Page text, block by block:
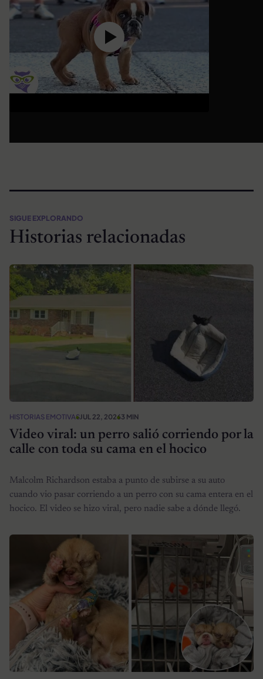
SIGUE EXPLORANDO
Historias relacionadas
HISTORIAS EMOTIVASJUL 22, 20263 MIN
Video viral: un perro salió corriendo por la
calle con toda su cama en el hocico
Malcolm Richardson estaba a punto de subirse a su auto
cuando vio pasar corriendo a un perro con su cama entera en el
hocico. El video se hizo viral, pero nadie sabe a dónde llegó.